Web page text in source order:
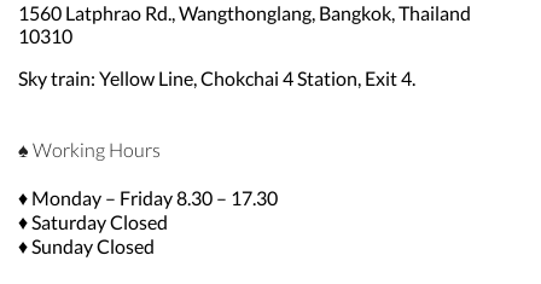
1560 Latphrao Rd., Wangthonglang, Bangkok, Thailand
10310
Sky train: Yellow Line, Chokchai 4 Station, Exit 4.
♠ Working Hours
♦ Monday – Friday 8.30 – 17.30
♦ Saturday Closed
♦ Sunday Closed